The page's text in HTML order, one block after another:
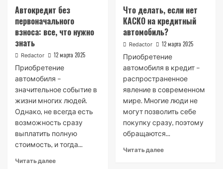
Автокредит без
первоначального
взноса: все, что нужно
знать
Redactor 12 марта 2025
Приобретение
автомобиля –
значительное событие в
жизни многих людей.
Однако, не всегда есть
возможность сразу
выплатить полную
стоимость, и тогда...
Читать далее
Что делать, если нет
КАСКО на кредитный
автомобиль?
Redactor 12 марта 2025
Приобретение
автомобиля в кредит –
распространенное
явление в современном
мире. Многие люди не
могут позволить себе
покупку сразу, поэтому
обращаются...
Читать далее